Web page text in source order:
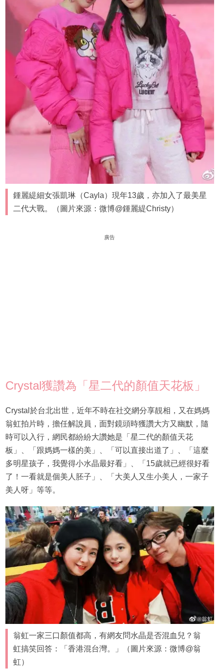
鍾麗緹細女張凱琳（Cayla）現年13歲，亦加入了最美星
二代大戰。（圖片來源：微博@鍾麗緹Christy）
廣告
Crystal獲讚為「星二代的顏值天花板」
Crystal於台北出世，近年不時在社交網分享靚相，又在媽媽
翁虹拍片時，擔任解說員，面對鏡頭時獲讚大方又幽默，隨
時可以入行，網民都紛紛大讚她是「星二代的顏值天花
板」、「跟媽媽一樣的美」、「可以直接出道了」、「這麼
多明星孩子，我覺得小水晶最好看」、「15歲就已經很好看
了！一看就是個美人胚子」、「大美人又生小美人，一家子
美人呀」等等。
翁虹一家三口顏值都高，有網友問水晶是否混血兒？翁
虹搞笑回答：「香港混台灣。」（圖片來源：微博@翁
虹）